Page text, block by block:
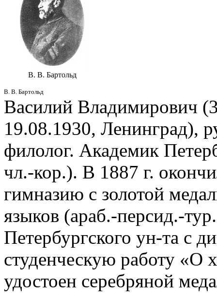
В. В. Бартольд
В. В. Бартольд
Василий Владимирович
19.08.1930, Ленинград),
филолог. Академик
чл.-кор.). В 1887 г.
гимназию с золотой
языков (араб.-персид.-
Петербургского ун-та с
студенческую работу «О
удостоен серебряной